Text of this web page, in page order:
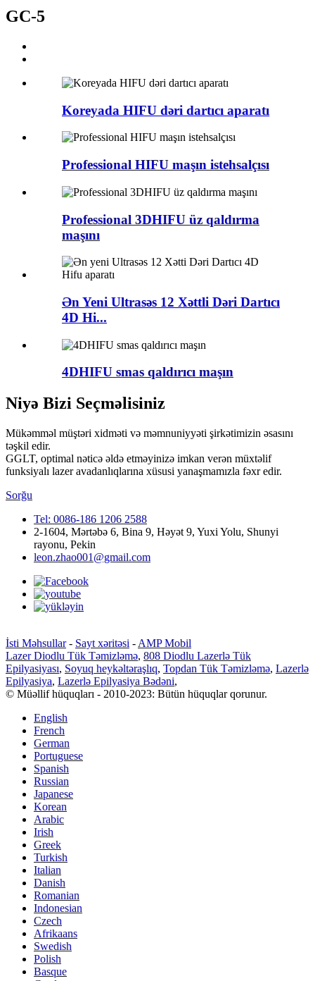
GC-5
Koreyada HIFU dəri dartıcı aparatı
Professional HIFU maşın istehsalçısı
Professional 3DHIFU üz qaldırma
maşını
Ən Yeni Ultrasəs 12 Xəttli Dəri Dartıcı
4D Hi...
4DHIFU smas qaldırıcı maşın
Niyə Bizi Seçməlisiniz
Mükəmməl müştəri xidməti və məmnuniyyəti şirkətimizin əsasını
təşkil edir.
GGLT, optimal nəticə əldə etməyinizə imkan verən müxtəlif
funksiyalı lazer avadanlıqlarına xüsusi yanaşmamızla fəxr edir.
Sorğu
Tel: 0086-186 1206 2588
2-1604, Mərtəbə 6, Bina 9, Həyət 9, Yuxi Yolu, Shunyi
rayonu, Pekin
leon.zhao001@gmail.com
İsti Məhsullar- Sayt xəritəsi - AMP Mobil
Lazer Diodlu Tük Təmizləmə, 808 Diodlu Lazerlə Tük
Epilyasiyası, Soyuq heykəltəraşlıq, Topdan Tük Təmizləmə, Lazerlə
Epilyasiya, Lazerlə Epilyasiya Bədəni,
© Müəllif hüquqları - 2010-2023: Bütün hüquqlar qorunur.
English
French
German
Portuguese
Spanish
Russian
Japanese
Korean
Arabic
Irish
Greek
Turkish
Italian
Danish
Romanian
Indonesian
Czech
Afrikaans
Swedish
Polish
Basque